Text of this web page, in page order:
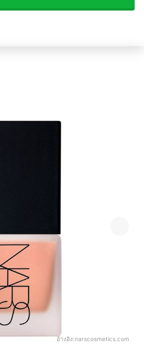
อ้างอิง:narscosmetics.com